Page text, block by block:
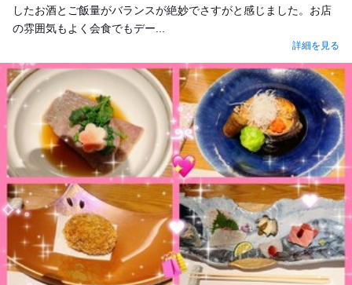
したお酒とご飯量がバランスが絶妙でさすがと感じました。お店
の雰囲気もよく会食でもデー...
詳細を見る